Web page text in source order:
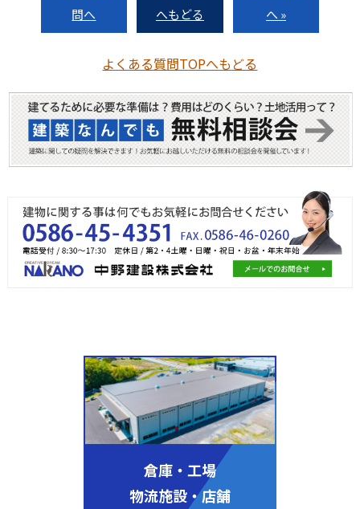
問へ
へもどる
へ »
よくある質問TOPへもどる
倉庫・工場
物流施設・店舗